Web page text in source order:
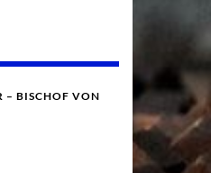
– BISCHOF VON